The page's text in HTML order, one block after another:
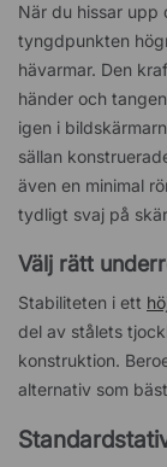
När du hissar
tyngdpunkten
hävarmar. Den
händer och
igen i
sällan
även en minimal
tydligt svaj på
Välj rätt
Stabiliteten i ett
del av stålets
konstruktion.
alternativ som